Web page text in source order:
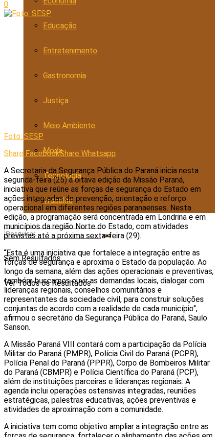
Educação
Entretenimento
Gastronomia
Justiça
Meio Ambiente
Moda
Tecnologia
Trabalho
Sem Resultados
Ver Todos os Resultados
0
Foto: SESP
Share FacebookShare Whatsapp
A Secretaria da Segurança Pública do Paraná inicia nesta
segunda-feira (25) a oitava edição da Missão Paraná,
iniciativa que reúne as forças de segurança do Estado em
ações integradas de prevenção, orientação e reforço
operacional em diferentes regiões paranaenses. Nesta
edição, a programação será concentrada em Londrina e em
municípios da região Norte do Estado, com atividades
previstas até a próxima sexta-feira (29).
“Esta é uma iniciativa que fortalece a integração entre as
forças de segurança e aproxima o Estado da população. Ao
longo da semana, além das ações operacionais e preventivas,
também buscamos ouvir as demandas locais, dialogar com
lideranças regionais, conselhos comunitários e
representantes da sociedade civil, para construir soluções
conjuntas de acordo com a realidade de cada município”,
afirmou o secretário da Segurança Pública do Paraná, Saulo
Sanson.
A Missão Paraná VIII contará com a participação da Polícia
Militar do Paraná (PMPR), Polícia Civil do Paraná (PCPR),
Polícia Penal do Paraná (PPPR), Corpo de Bombeiros Militar
do Paraná (CBMPR) e Polícia Científica do Paraná (PCP),
além de instituições parceiras e lideranças regionais. A
agenda inclui operações ostensivas integradas, reuniões
estratégicas, palestras educativas, ações preventivas e
atividades de aproximação com a comunidade.
A iniciativa tem como objetivo ampliar a integração entre as